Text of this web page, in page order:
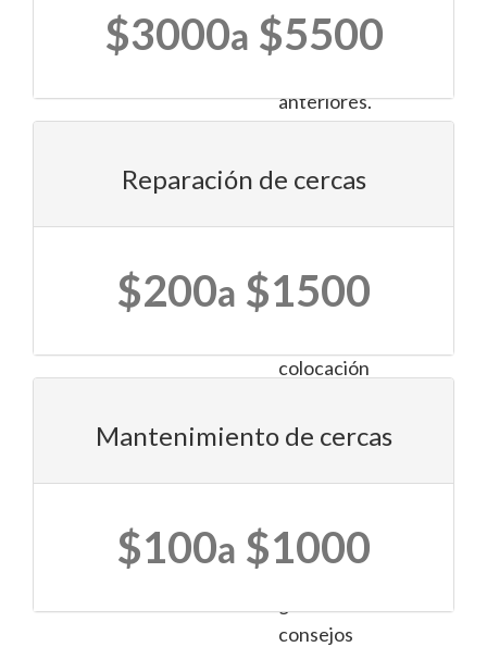
de
otros
anteriores.
define
necesidades
en
cuanto
colocación
cerca.
5
consejos
$3000a $5500
Reparación de cercas
$200a $1500
Mantenimiento de cercas
$100a $1000